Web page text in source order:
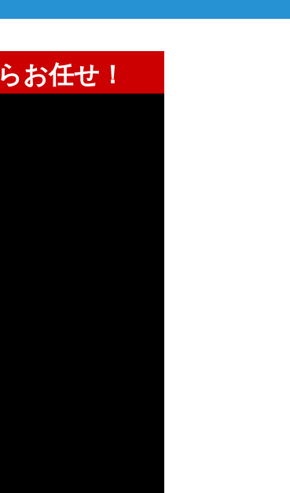
お任せ！